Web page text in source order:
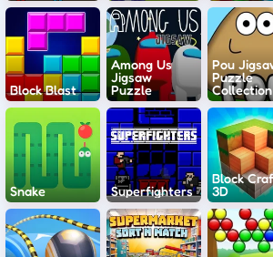
Block Blast
Among Us
Jigsaw
Puzzle
Pou
Puzzle
Collection
Snake Superfighters
Block
3D